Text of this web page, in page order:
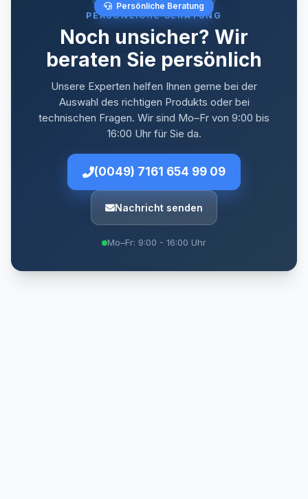
Persönliche Beratung
PERSÖNLICHE BERATUNG
Noch unsicher? Wir
beraten Sie persönlich
Unsere Experten helfen Ihnen gerne bei der
Auswahl des richtigen Produkts oder bei
technischen Fragen. Wir sind Mo–Fr von 9:00 bis
16:00 Uhr für Sie da.
(0049) 7161 654 99 09
Nachricht senden
Mo–Fr: 9:00 - 16:00 Uhr